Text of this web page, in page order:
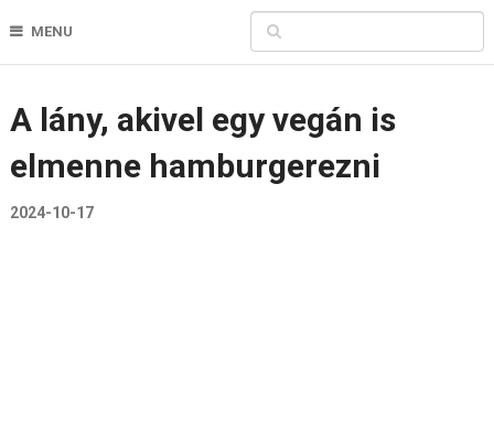
MENU
A lány, akivel egy vegán is
elmenne hamburgerezni
2024-10-17